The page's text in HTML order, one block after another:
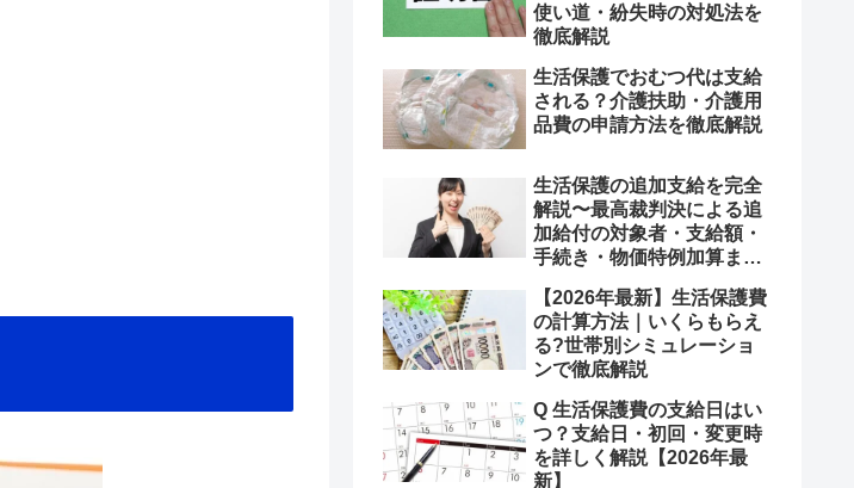
使い道・紛失時の対処法を
徹底解説
生活保護でおむつ代は支給
される？介護扶助・介護用
品費の申請方法を徹底解説
生活保護の追加支給を完全
解説〜最高裁判決による追
加給付の対象者・支給額・
手続き・物価特例加算まで
【2026年最新】生活保護費
の計算方法｜いくらもらえ
る?世帯別シミュレーショ
ンで徹底解説
Q 生活保護費の支給日はい
つ？支給日・初回・変更時
を詳しく解説【2026年最
新】